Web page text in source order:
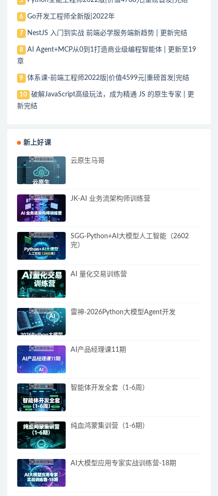
6 Go开发工程师全新版|2022年
7 NestJS 入门到实战 前端必学服务端新趋势 | 更新完结
8
AI Agent+MCP从0到1打造商业级编程智能体 | 更新至19
章
9 体系课-前端工程师2022版|价值4599元|重磅首发|完结
10
破解JavaScript高级玩法，成为精通 JS 的原生专家 | 更
新完结
新上好课
云原生马哥
JK-AI 业务流架构师训练营
SGG-Python+AI大模型人工智能（2602
完）
AI 量化交易训练营
雷神-2026Python大模型Agent开发
AI产品经理课11期
智能体开发全套（1-6周）
纯血鸿蒙集训营（1-6期）
AI大模型应用专家实战训练营-18期